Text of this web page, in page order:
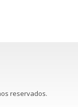
reservados.